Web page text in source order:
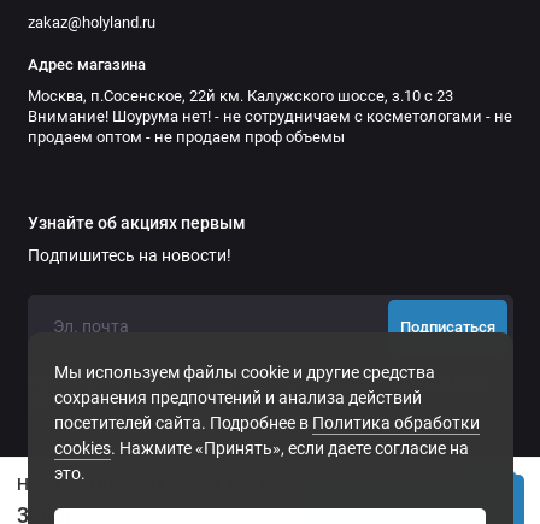
3843р. 4026р.
Мы используем файлы cookie и другие средства
сохранения предпочтений и анализа действий
посетителей сайта. Подробнее в Политика обработки
cookies. Нажмите «Принять», если даете согласие на
это.
zakaz@holyland.ru
Адрес магазина
Москва, п.Сосенское, 22й км. Калужского шоссе, з.10 с 23
Внимание! Шоурума нет! - не сотрудничаем с косметологами - не
продаем оптом - не продаем проф объемы
Узнайте об акциях первым
Подпишитесь на новости!
Подписаться
Нажимая на кнопку «Подписаться», Вы даетесогласие на
обработку персональных данных.